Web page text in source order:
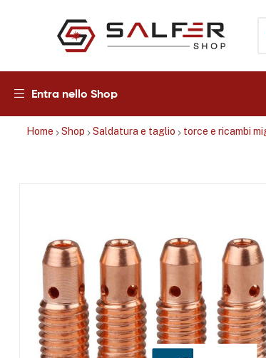
Salfershop
Entra nello Shop
Home Shop Saldatura e taglio torce e ricambi